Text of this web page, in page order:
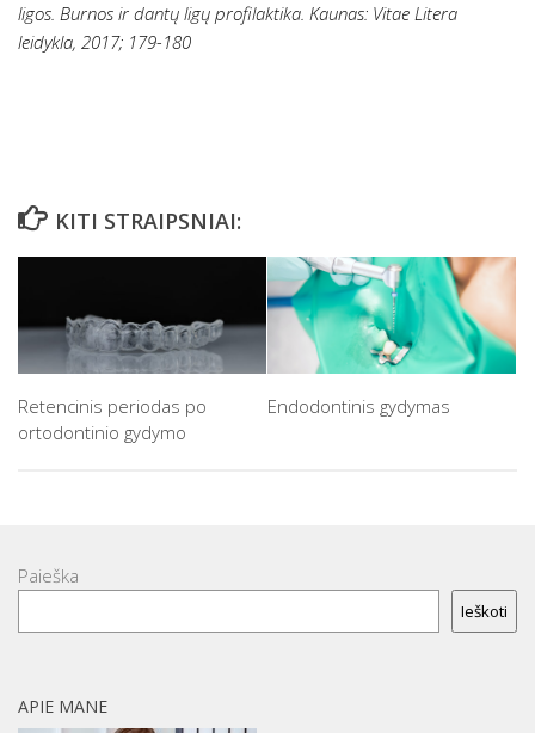
ligos. Burnos ir dantų ligų profilaktika. Kaunas: Vitae Litera
leidykla, 2017; 179-180
KITI STRAIPSNIAI:
Retencinis periodas po
ortodontinio gydymo
Endodontinis gydymas
Paieška
Ieškoti
APIE MANE